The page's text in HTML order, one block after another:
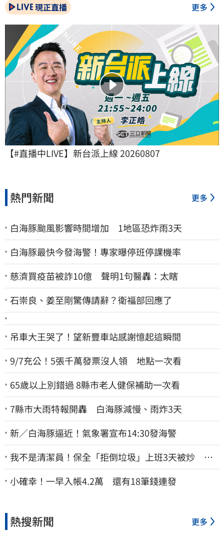
現正直播 更多
【#直播中LIVE】新台派上線 20260807
熱門新聞 更多
白海豚颱風影響時間增加 1地區恐炸雨3天
白海豚最快今發海警！專家曝停班停課機率
慈濟買疫苗被詐10億 聲明1句醫轟：太瞎
石崇良、姜至剛驚傳請辭？衛福部回應了
吊車大王哭了！望新豐車站感謝憶起這瞬間
9/7充公！5張千萬發票沒人領 地點一次看
65歲以上別錯過 8縣市老人健保補助一次看
7縣市大雨特報開轟 白海豚減慢、雨炸3天
新／白海豚逼近！氣象署宣布14:30發海警
我不是清潔員！保全「拒倒垃圾」上班3天被炒 找
法院討公道結果出爐
小確幸！一早入帳4.2萬 還有18筆錢連發
熱搜新聞 更多